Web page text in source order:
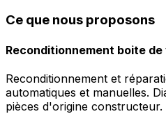
Ce que nous proposons
Reconditionnement boite
Reconditionnement et
automatiques et manuelles.
pièces d'origine constructeur.